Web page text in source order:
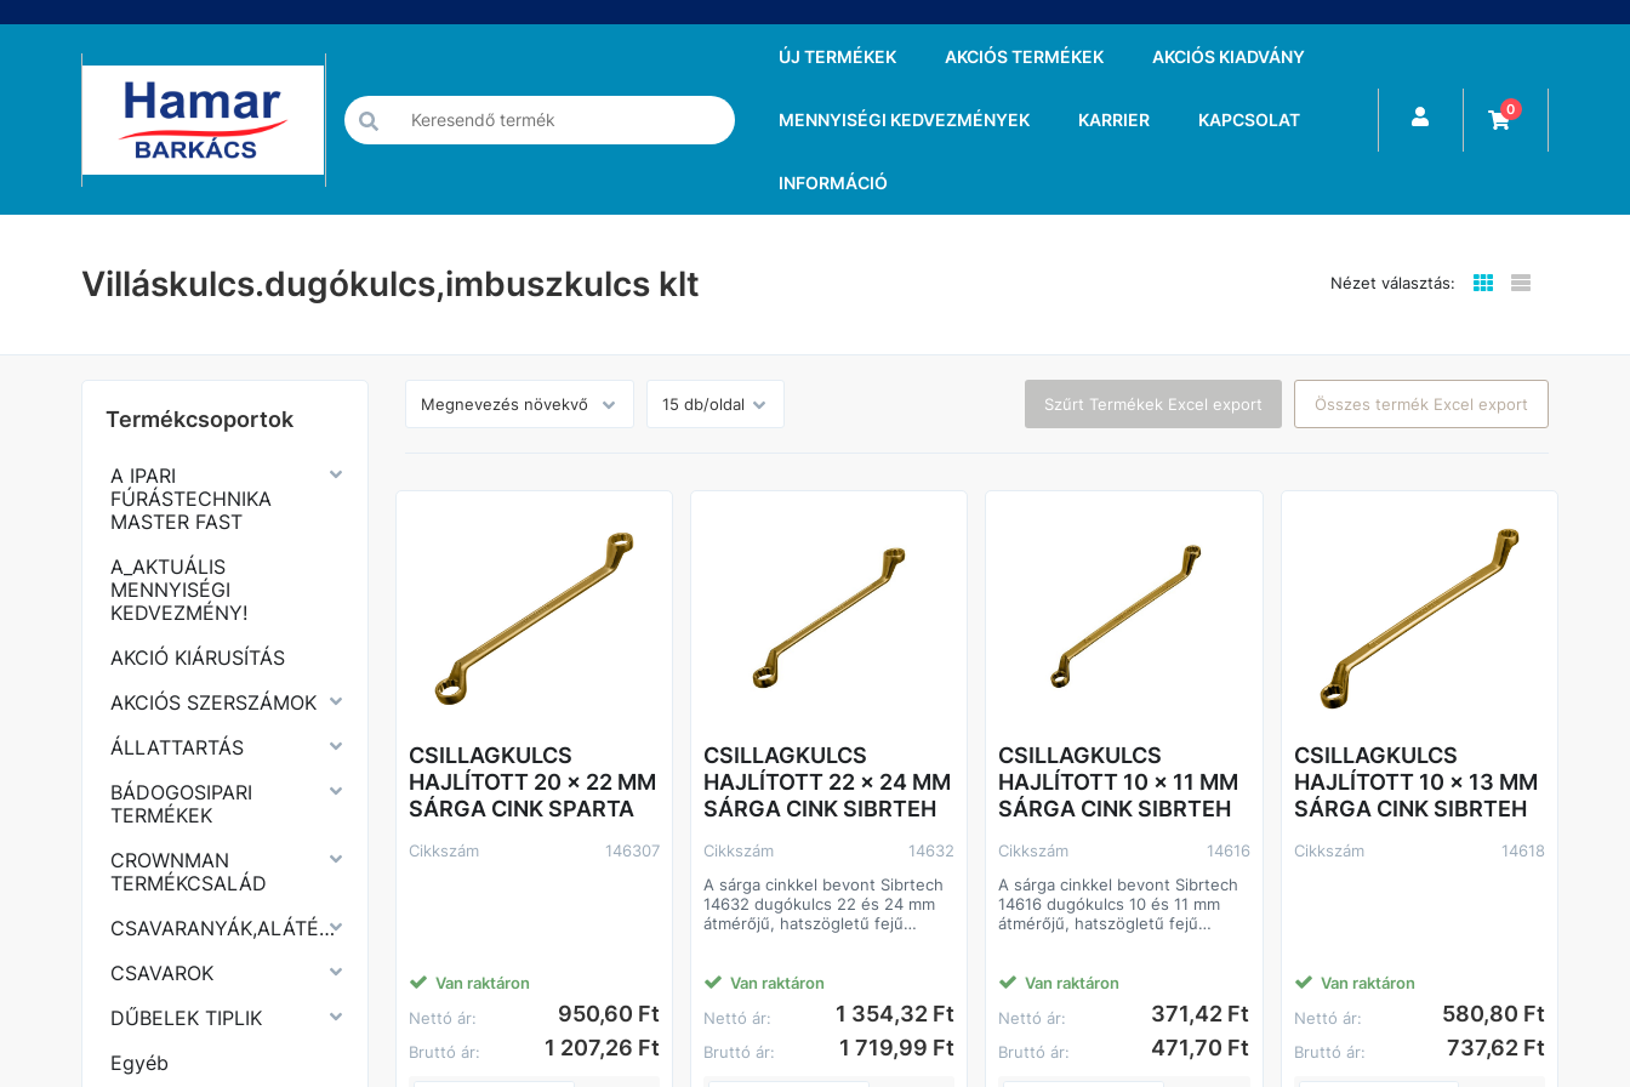
ÚJ TERMÉKEK AKCIÓS TERMÉKEK AKCIÓS KIADVÁNY
MENNYISÉGI KEDVEZMÉNYEK KARRIER KAPCSOLAT
INFORMÁCIÓ
0
Villáskulcs.dugókulcs,imbuszkulcs klt Nézet választás:
Termékcsoportok
A IPARI
FÚRÁSTECHNIKA
MASTER FAST
A_AKTUÁLIS
MENNYISÉGI
KEDVEZMÉNY!
AKCIÓ KIÁRUSÍTÁS
AKCIÓS SZERSZÁMOK
ÁLLATTARTÁS
BÁDOGOSIPARI
TERMÉKEK
CROWNMAN
TERMÉKCSALÁD
CSAVARANYÁK,ALÁTÉTEK
CSAVAROK
DŰBELEK TIPLIK
Egyéb
Összes termék Excel export
Szűrt Termékek Excel export
CSILLAGKULCS
HAJLÍTOTT 20 x 22 MM
SÁRGA CINK SPARTA
Cikkszám 146307
Van raktáron
Nettó ár:
950,60 Ft
Bruttó ár: 1 207,26 Ft
CSILLAGKULCS
HAJLÍTOTT 22 x 24 MM
SÁRGA CINK SIBRTEH
Cikkszám
14632
A sárga cinkkel bevont Sibrtech
14632 dugókulcs 22 és 24 mm
átmérőjű, hatszögletű fejű
szétszerelésére szolgál.
Hasznos szerelési munkák
elvégzéséhez garázsban, kis
termelésben és otthon. A
gyűrűs pofa teljesen befogja a
rögzítőfejet, így még a
Van raktáron
Nettó ár:
1 354,32 Ft
Bruttó ár: 1 719,99 Ft
CSILLAGKULCS
HAJLÍTOTT 10 x 11 MM
SÁRGA CINK SIBRTEH
Cikkszám
14616
A sárga cinkkel bevont Sibrtech
14616 dugókulcs 10 és 11 mm
átmérőjű, hatszögletű fejű
szétszerelésére szolgál.
Hasznos szerelési munkák
elvégzéséhez garázsban, kis
termelésben és otthon. A
gyűrűs pofa teljesen befogja a
rögzítőfejet, így még a
Van raktáron
Nettó ár:
371,42 Ft
Bruttó ár: 471,70 Ft
CSILLAGKULCS
HAJLÍTOTT 10 x 13 MM
SÁRGA CINK SIBRTEH
Cikkszám 14618
Van raktáron
Nettó ár:
580,80 Ft
Bruttó ár: 737,62 Ft